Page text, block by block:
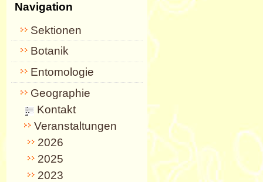
Navigation
Sektionen
Botanik
Entomologie
Geographie
Kontakt
Veranstaltungen
2026
2025
2023